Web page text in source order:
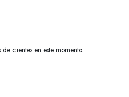
de clientes en este momento.